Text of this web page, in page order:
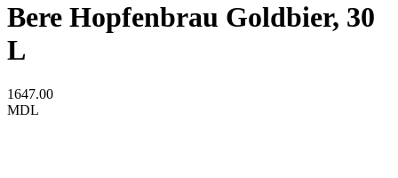
Bere Hopfenbrau Goldbier, 30
L
1647.00
MDL